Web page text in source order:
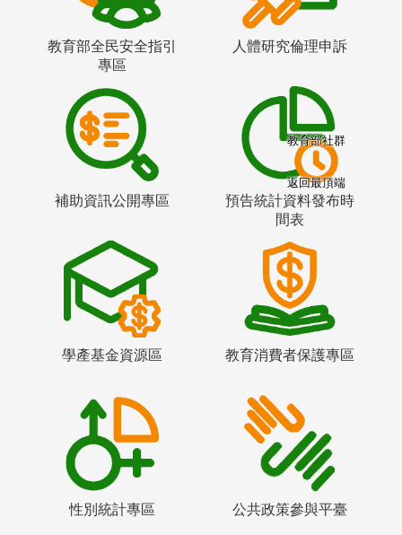
教育部全民安全指引
專區
人體研究倫理申訴
補助資訊公開專區
預告統計資料發布時
間表
學產基金資源區 教育消費者保護專區
性別統計專區 公共政策參與平臺
教育部社群
返回最頂端